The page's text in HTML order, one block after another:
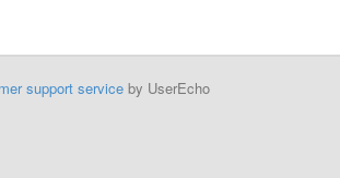
support serviceby UserEcho